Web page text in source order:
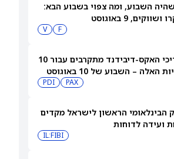
השבוע, ומה צפוי בשבוע הבא:
9 באוגוסט
F
V
תאריכי האקס-דיבידנד מתקרבים עבור 10
המניות האלה – השבוע של 10 באוגוסט
PAX
PDI
הבינלאומי הראשון לישראל מקדים
ועידה לדוחות
IL:FIBI